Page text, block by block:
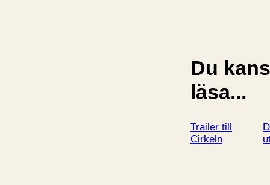
Du
läsa...
Trailer till
Cirkeln